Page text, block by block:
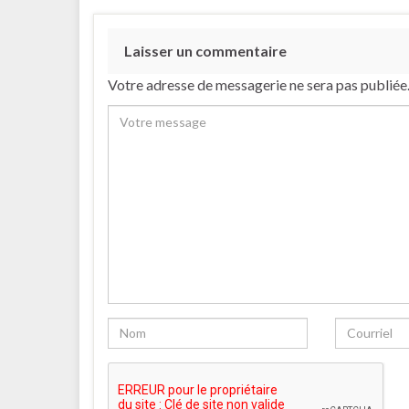
Laisser un commentaire
Votre adresse de messagerie ne sera pas publiée.